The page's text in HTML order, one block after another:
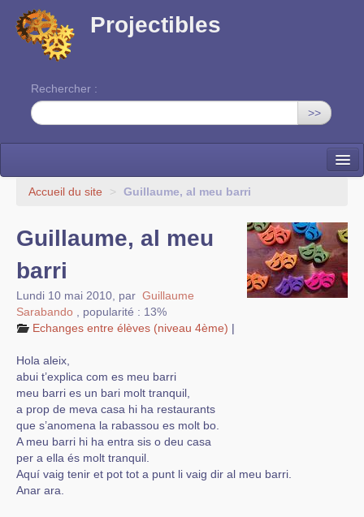
Projectibles
Rechercher :
>>
La ruche
Accueil du site > Guillaume, al meu barri
Guillaume, al meu
barri
Lundi 10 mai 2010 par Guillaume
Sarabando
popularité : 13%
Echanges entre élèves (niveau 4ème) |
Hola aleix,
abui t’explica com es meu barri
meu barri es un bari molt tranquil,
a prop de meva casa hi ha restaurants
que s’anomena la rabassou es molt bo.
A meu barri hi ha entra sis o deu casa
per a ella és molt tranquil.
Aquí vaig tenir et pot tot a punt li vaig dir al meu barri.
Anar ara.